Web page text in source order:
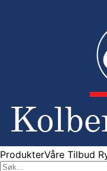
ProdukterVåre Tilbud